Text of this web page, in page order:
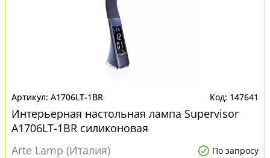
A1706LT-1BR 147641
Интерьерная настольная лампа Supervisor
A1706LT-1BR силиконовая
Arte Lamp (Италия)
По запросу